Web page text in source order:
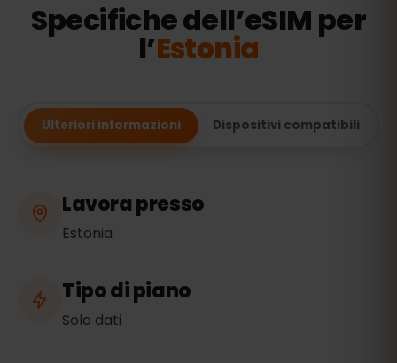
Specifiche dell’eSIM per
l’Estonia
Ulteriori informazioni Dispositivi compatibili
Lavora presso
Estonia
Tipo di piano
Solo dati